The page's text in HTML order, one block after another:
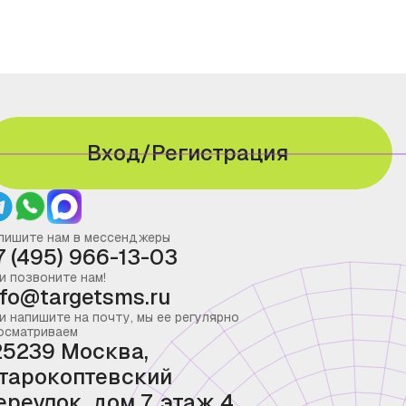
Вход/Регистрация
нам в мессенджеры
(495) 966-13-03
позвоните нам!
напишите на почту, мы ее регулярно
Москва,